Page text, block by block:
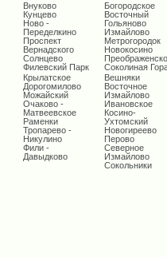
Внуково
Кунцево
Ново -
Переделкино
Проспект
Вернадского
Солнцево
Филевский Парк
Крылатское
Дорогомилово
Можайский
Очаково -
Матвеевское
Раменки
Тропарево -
Никулино
Фили -
Давыдково
Богородское
Восточный
Гольяново
Измайлово
Метрогородок
Новокосино
Соколиная
Вешняки
Восточное
Измайлово
Ивановское
Косино-
Ухтомский
Новогиреево
Перово
Северное
Измайлово
Сокольники